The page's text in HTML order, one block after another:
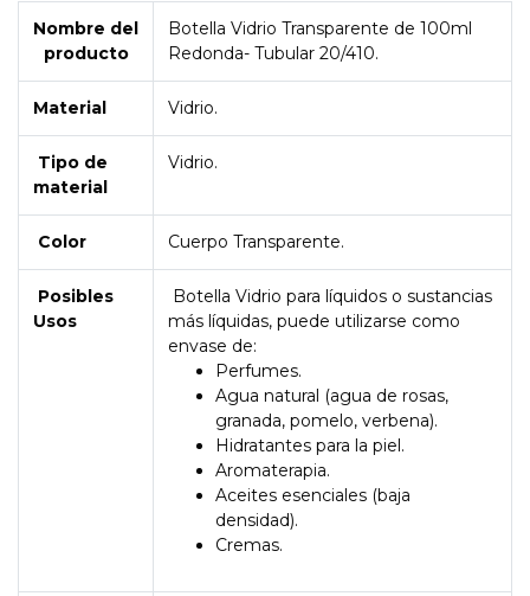
Nombre del
producto
Botella Vidrio Transparente de 100ml
Redonda- Tubular 20/410.
Material Vidrio.
Tipo de
material
Vidrio.
Color Cuerpo Transparente.
Posibles
Usos
Botella Vidrio para líquidos o sustancias
más líquidas, puede utilizarse como
envase de:
Perfumes.
Agua natural (agua de rosas,
granada, pomelo, verbena).
Hidratantes para la piel.
Aromaterapia.
Aceites esenciales (baja
densidad).
Cremas.